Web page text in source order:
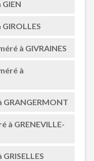
à GIVRAINES
à
à GRENEVILLE-